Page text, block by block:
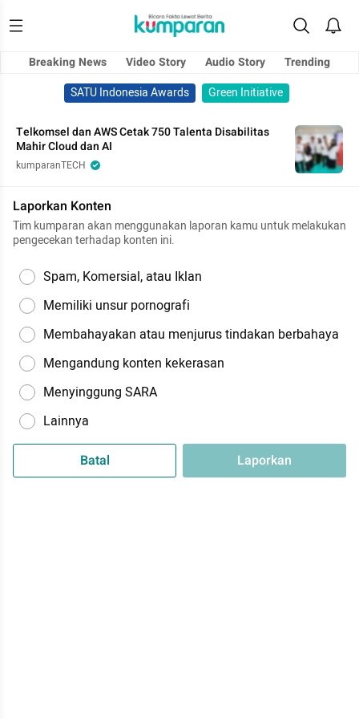
Breaking News Video Story Audio Story
Trending
SATU Indonesia Awards
Green Initiative
Telkomsel dan AWS Cetak 750 Talenta Disabilitas
Mahir Cloud dan AI
kumparanTECH
Laporkan Konten
Tim kumparan akan menggunakan laporan kamu untuk melakukan
pengecekan terhadap konten ini.
Spam, Komersial, atau Iklan
Memiliki unsur pornografi
Membahayakan atau menjurus tindakan berbahaya
Mengandung konten kekerasan
Menyinggung SARA
Lainnya
Batal Laporkan